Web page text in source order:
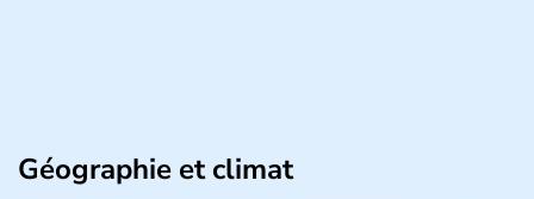
Géographie et climat